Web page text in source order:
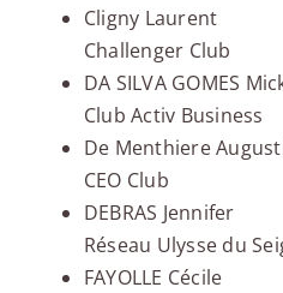
Cligny Laurent
Challenger Club
DA SILVA GOMES
Club Activ Business
De Menthiere
CEO Club
DEBRAS Jennifer
Réseau Ulysse du
FAYOLLE Cécile